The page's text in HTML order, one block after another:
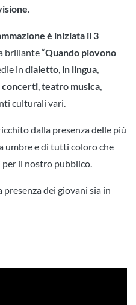
è iniziata il 3
brillante “Quando piovono
in dialetto in lingua
concerti teatro musica
culturali vari.
dalla presenza delle più
umbre e di tutti coloro che
il nostro pubblico.
dei giovani sia in